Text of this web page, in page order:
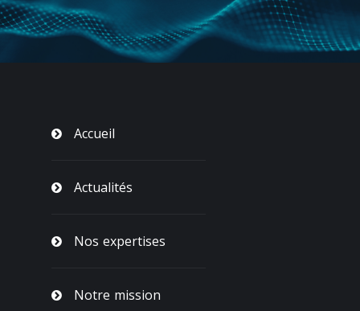
Accueil
Actualités
Nos expertises
Notre mission